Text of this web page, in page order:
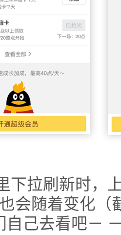
下拉刷新时，
会随着变化（
自己去看吧－